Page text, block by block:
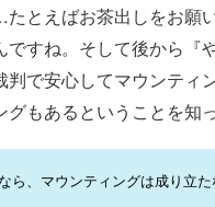
とえばお茶出しをお願
すね。そして後から『
で安心してマウンティ
もあるということを知
ら、マウンティングは成り立た